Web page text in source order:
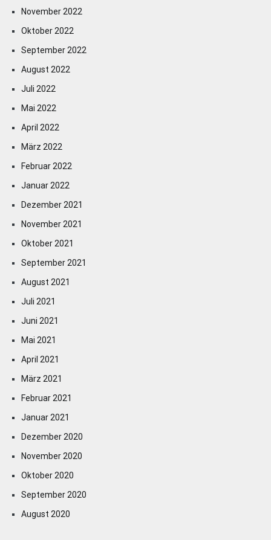
November 2022
Oktober 2022
September 2022
August 2022
Juli 2022
Mai 2022
April 2022
März 2022
Februar 2022
Januar 2022
Dezember 2021
November 2021
Oktober 2021
September 2021
August 2021
Juli 2021
Juni 2021
Mai 2021
April 2021
März 2021
Februar 2021
Januar 2021
Dezember 2020
November 2020
Oktober 2020
September 2020
August 2020